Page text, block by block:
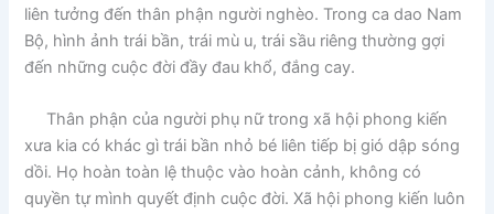
liên tưởng đến thân phận người nghèo. Trong ca dao Nam
Bộ, hình ảnh trái bần, trái mù u, trái sầu riêng thường gợi
đến những cuộc đời đầy đau khổ, đắng cay.
Thân phận của người phụ nữ trong xã hội phong kiến
xưa kia có khác gì trái bần nhỏ bé liên tiếp bị gió dập sóng
dồi. Họ hoàn toàn lệ thuộc vào hoàn cảnh, không có
quyền tự mình quyết định cuộc đời. Xã hội phong kiến luôn